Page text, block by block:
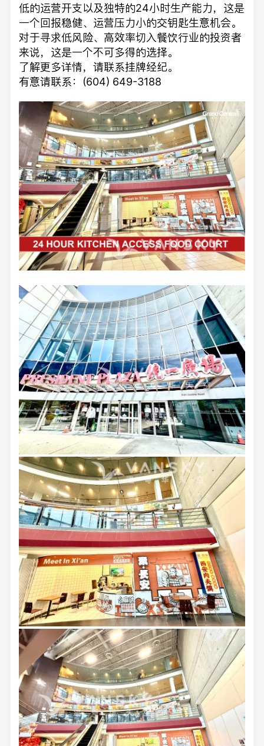
低的运营开支以及独特的24小时生产能力，这是
一个回报稳健、运营压力小的交钥匙生意机会。
对于寻求低风险、高效率切入餐饮行业的投资者
来说，这是一个不可多得的选择。
了解更多详情，请联系挂牌经纪。
有意请联系：(604) 649-3188